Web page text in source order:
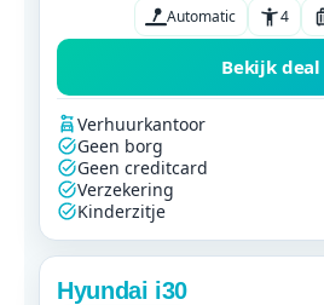
Automatic 4
Bekijk deal
Verhuurkantoor
Geen borg
Geen creditcard
Verzekering
Kinderzitje
Hyundai i30